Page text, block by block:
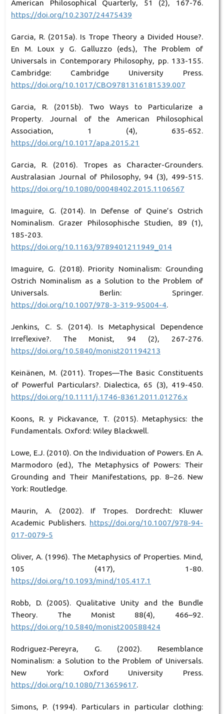
American Philosophical Quarterly, 51 (2), 167-76.
https://doi.org/10.2307/24475439
Garcia, R. (2015a). Is Trope Theory a Divided House?.
En M. Loux y G. Galluzzo (eds.), The Problem of
Universals in Contemporary Philosophy, pp. 133-155.
Cambridge: Cambridge University Press.
https://doi.org/10.1017/CBO9781316181539.007
Garcia, R. (2015b). Two Ways to Particularize a
Property. Journal of the American Philosophical
Association, 1 (4), 635-652.
https://doi.org/10.1017/apa.2015.21
Garcia, R. (2016). Tropes as Character-Grounders.
Australasian Journal of Philosophy, 94 (3), 499-515.
https://doi.org/10.1080/00048402.2015.1106567
Imaguire, G. (2014). In Defense of Quine’s Ostrich
Nominalism. Grazer Philosophische Studien, 89 (1),
185-203.
https://doi.org/10.1163/9789401211949_014
Imaguire, G. (2018). Priority Nominalism: Grounding
Ostrich Nominalism as a Solution to the Problem of
Universals. Berlin: Springer.
https://doi.org/10.1007/978-3-319-95004-4.
Jenkins, C. S. (2014). Is Metaphysical Dependence
Irreflexive?. The Monist, 94 (2), 267-276.
https://doi.org/10.5840/monist201194213
Keinänen, M. (2011). Tropes—The Basic Constituents
of Powerful Particulars?. Dialectica, 65 (3), 419-450.
https://doi.org/10.1111/j.1746-8361.2011.01276.x
Koons, R. y Pickavance, T. (2015). Metaphysics: the
Fundamentals. Oxford: Wiley Blackwell.
Lowe, E.J. (2010). On the Individuation of Powers. En A.
Marmodoro (ed.), The Metaphysics of Powers: Their
Grounding and Their Manifestations, pp. 8–26. New
York: Routledge.
Maurin, A. (2002). If Tropes. Dordrecht: Kluwer
Academic Publishers. https://doi.org/10.1007/978-94-
017-0079-5
Oliver, A. (1996). The Metaphysics of Properties. Mind,
105 (417), 1-80.
https://doi.org/10.1093/mind/105.417.1
Robb, D. (2005). Qualitative Unity and the Bundle
Theory. The Monist 88(4), 466–92.
https://doi.org/10.5840/monist200588424
Rodriguez-Pereyra, G. (2002). Resemblance
Nominalism: a Solution to the Problem of Universals.
New York: Oxford University Press.
https://doi.org/10.1080/713659617.
Simons, P. (1994). Particulars in particular clothing: